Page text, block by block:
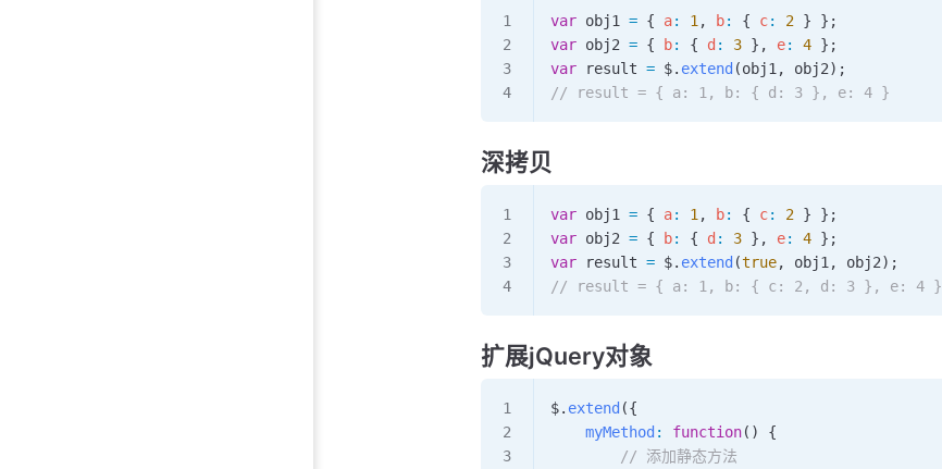
var obj1 = { a: 1 , b: { c: 2 } };
var obj2 = { b: { d : 3 }, e: 4 };
var result = $. extend (obj1 , obj2);
// result = { a: 1, b: { d: 3 }, e: 4 }
深拷贝
var obj1 = { a: 1 , b: { c: 2 } };
var obj2 = { b: { d : 3 }, e: 4 };
var result = $. extend (true, obj1 , obj2);
// result = { a: 1, b: { c: 2, d: 3 }, e: 4 }
扩展jQuery对象
$. extend ({
    myMethod
: function() {
        // 添加静态方法